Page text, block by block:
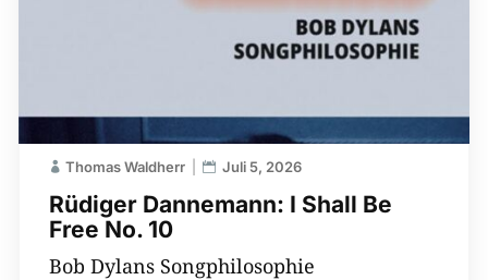
Rüdiger Dannemann: I Shall Be
Free No. 10
Thomas Waldherr Juli 5, 2026
Bob Dylans Songphilosophie